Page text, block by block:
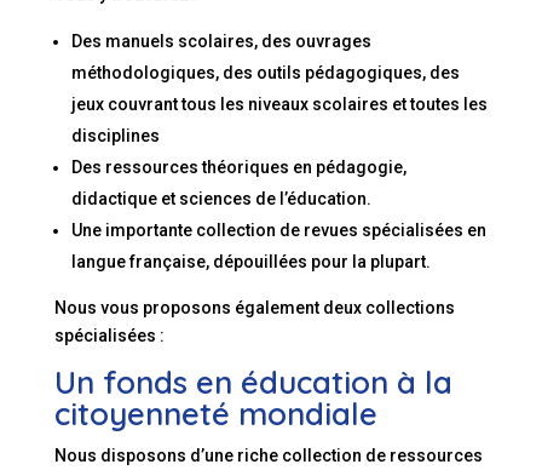
Des manuels scolaires, des ouvrages
méthodologiques, des outils pédagogiques, des
jeux couvrant tous les niveaux scolaires et toutes les
disciplines
Des ressources théoriques en pédagogie,
didactique et sciences de l’éducation.
Une importante collection de revues spécialisées en
langue française, dépouillées pour la plupart.
Nous vous proposons également deux collections
spécialisées :
Un fonds en éducation à la
citoyenneté mondiale
Nous disposons d’une riche collection de ressources